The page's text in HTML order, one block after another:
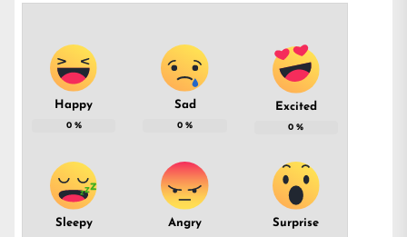
Happy
0%
Sad
0 %
Excited
0 %
Sleepy Angry Surprise